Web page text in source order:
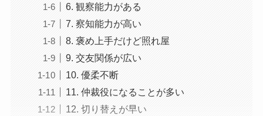
6. 観察能力がある
7. 察知能力が高い
8. 褒め上手だけど照れ屋
9. 交友関係が広い
10. 優柔不断
11. 仲裁役になることが多い
12. 切り替えが早い